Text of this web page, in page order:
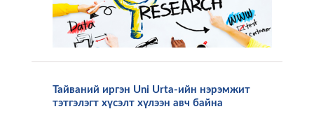
Тайваний иргэн Uni Urta-ийн нэрэмжит
тэтгэлэгт хүсэлт хүлээн авч байна